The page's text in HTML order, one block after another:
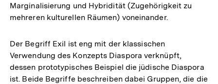
Marginalisierung und Hybridität (Zugehörigkeit zu
mehreren kulturellen Räumen) voneinander.
Der Begriff Exil ist eng mit der klassischen
Verwendung des Konzepts Diaspora verknüpft,
dessen prototypisches Beispiel die jüdische Diaspora
ist. Beide Begriffe beschreiben dabei Gruppen, die die